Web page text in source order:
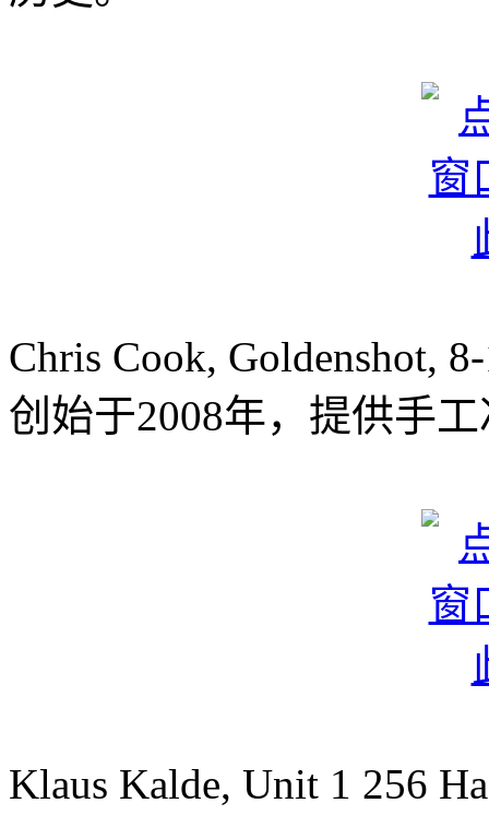
Chris Cook, Goldenshot,
创始于2008年，提供手
Klaus Kalde, Unit 1 256